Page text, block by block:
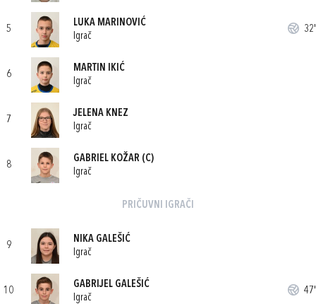
5
LUKA MARINOVIĆ
Igrač
32'
6
MARTIN IKIĆ
Igrač
7
JELENA KNEZ
Igrač
8
GABRIEL KOŽAR (C)
Igrač
PRIČUVNI IGRAČI
9
NIKA GALEŠIĆ
Igrač
10
GABRIJEL GALEŠIĆ
Igrač
47'